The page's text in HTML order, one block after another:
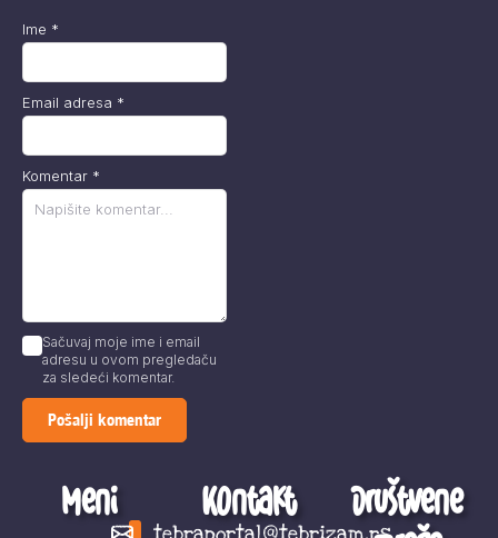
Komentar *
Ime *
Email adresa *
Sačuvaj moje ime i email
adresu u ovom pregledaču
za sledeći komentar.
Meni Kontakt Društvene